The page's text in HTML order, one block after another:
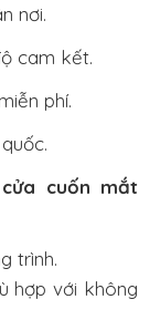
nơi.
cam kết.
phí.
cuốn mắt
trình.
hợp với không